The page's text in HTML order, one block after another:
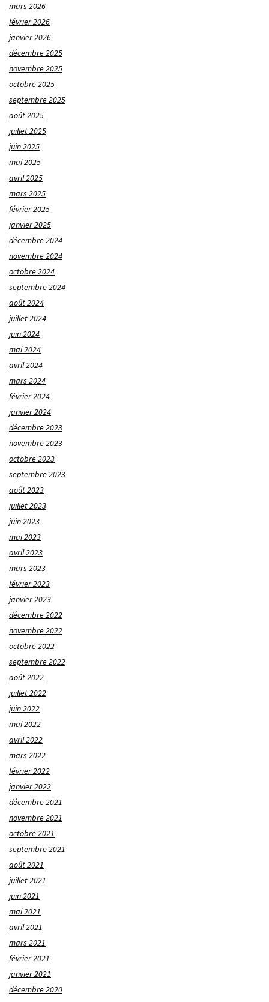
mars 2026
février 2026
janvier 2026
décembre 2025
novembre 2025
octobre 2025
septembre 2025
août 2025
juillet 2025
juin 2025
mai 2025
avril 2025
mars 2025
février 2025
janvier 2025
décembre 2024
novembre 2024
octobre 2024
septembre 2024
août 2024
juillet 2024
juin 2024
mai 2024
avril 2024
mars 2024
février 2024
janvier 2024
décembre 2023
novembre 2023
octobre 2023
septembre 2023
août 2023
juillet 2023
juin 2023
mai 2023
avril 2023
mars 2023
février 2023
janvier 2023
décembre 2022
novembre 2022
octobre 2022
septembre 2022
août 2022
juillet 2022
juin 2022
mai 2022
avril 2022
mars 2022
février 2022
janvier 2022
décembre 2021
novembre 2021
octobre 2021
septembre 2021
août 2021
juillet 2021
juin 2021
mai 2021
avril 2021
mars 2021
février 2021
janvier 2021
décembre 2020